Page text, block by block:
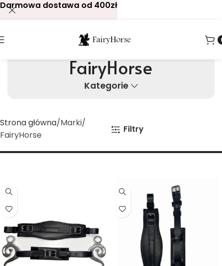
FairyHorse
Kategorie
Strona główna Marki
FairyHorse
Filtry
Darmowa dostawa od 400zł